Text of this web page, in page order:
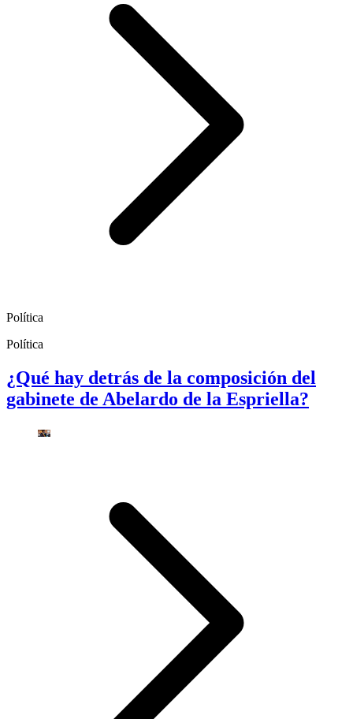
Política
Política
¿Qué hay detrás de la composición del
gabinete de Abelardo de la Espriella?